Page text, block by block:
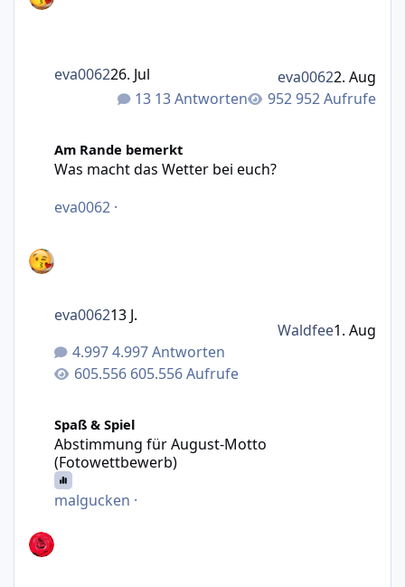
13 Antworten 952 Aufrufe
eva006226. Jul eva00622. Aug
Am Rande bemerkt
Was macht das Wetter bei euch?
eva0062 ·
4.997 Antworten
605.556 Aufrufe
eva006213 J.
Waldfee1. Aug
Spaß & Spiel
Abstimmung für August-Motto
(Fotowettbewerb)
malgucken ·